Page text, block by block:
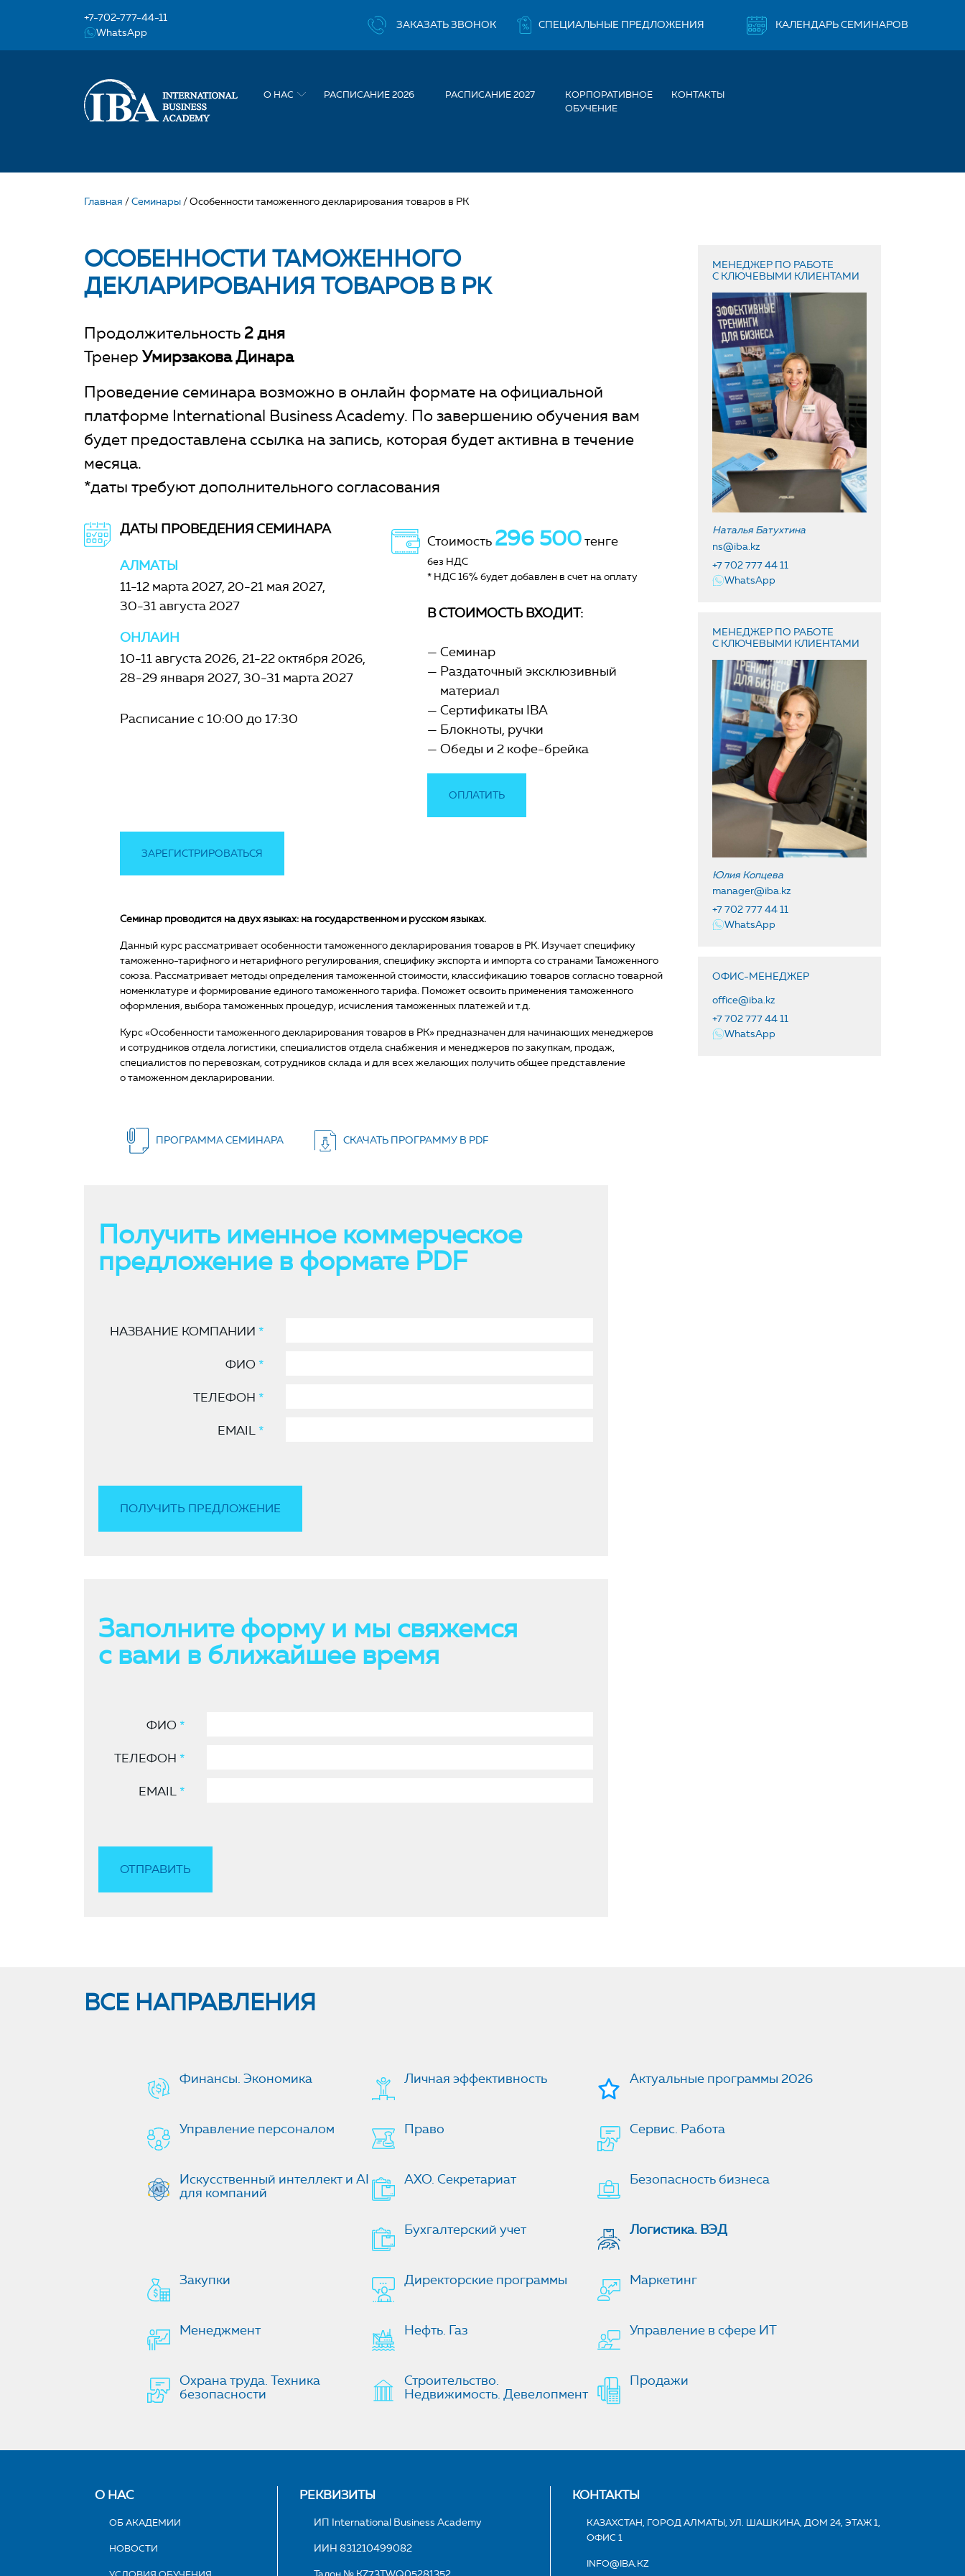
+7-702-777-44-11
WhatsApp
ЗАКАЗАТЬ ЗВОНОК СПЕЦИАЛЬНЫЕ ПРЕДЛОЖЕНИЯ КАЛЕНДАРЬ СЕМИНАРОВ
О НАС РАСПИСАНИЕ 2026 РАСПИСАНИЕ 2027
КОРПОРАТИВНОЕ
ОБУЧЕНИЕ
КОНТАКТЫ
Главная /Семинары /Особенности таможенного декларирования товаров в РК
ОСОБЕННОСТИ ТАМОЖЕННОГО
ДЕКЛАРИРОВАНИЯ ТОВАРОВ В РК
Продолжительность 2 дня
Тренер Умирзакова Динара
Проведение семинара возможно в онлайн формате на официальной
платформе International Business Academy. По завершению обучения вам
будет предоставлена ссылка на запись, которая будет активна в течение
месяца.
*даты требуют дополнительного согласования
ДАТЫ ПРОВЕДЕНИЯ СЕМИНАРА
АЛМАТЫ
11-12 марта 2027 20-21 мая 2027
30-31 августа 2027
ОНЛАЙН
10-11 августа 2026 21-22 октября 2026
28-29 января 2027 30-31 марта 2027
Расписание с 10:00 до 17:30
Стоимость 296 500тенге
без НДС
* НДС 16% будет добавлен в счет на оплату
В СТОИМОСТЬ ВХОДИТ:
Семинар
Раздаточный эксклюзивный
материал
Сертификаты IBA
Блокноты, ручки
Обеды и 2 кофе-брейка
ОПЛАТИТЬ
ЗАРЕГИСТРИРОВАТЬСЯ
Семинар проводится на двух языках: на государственном и русском языках.
Данный курс рассматривает особенности таможенного декларирования товаров в РК. Изучает специфику
таможенно-тарифного и нетарифного регулирования, специфику экспорта и импорта со странами Таможенного
союза. Рассматривает методы определения таможенной стоимости, классификацию товаров согласно товарной
номенклатуре и формирование единого таможенного тарифа. Поможет освоить применения таможенного
оформления, выбора таможенных процедур, исчисления таможенных платежей и т.д.
Курс «Особенности таможенного декларирования товаров в РК» предназначен для начинающих менеджеров
и сотрудников отдела логистики, специалистов отдела снабжения и менеджеров по закупкам, продаж,
специалистов по перевозкам, сотрудников склада и для всех желающих получить общее представление
о таможенном декларировании.
МЕНЕДЖЕР ПО РАБОТЕ
С КЛЮЧЕВЫМИ КЛИЕНТАМИ
Наталья Батухтина
ns@iba.kz
+7 702 777 44 11
WhatsApp
МЕНЕДЖЕР ПО РАБОТЕ
С КЛЮЧЕВЫМИ КЛИЕНТАМИ
Юлия Копцева
manager@iba.kz
+7 702 777 44 11
WhatsApp
ОФИС-МЕНЕДЖЕР
office@iba.kz
+7 702 777 44 11
WhatsApp
ПРОГРАММА СЕМИНАРА СКАЧАТЬ ПРОГРАММУ В PDF
Получить именное коммерческое
предложение в формате PDF
НАЗВАНИЕ КОМПАНИИ *
ФИО *
ТЕЛЕФОН *
EMAIL *
Заполните форму и мы свяжемся
с вами в ближайшее время
ФИО *
ТЕЛЕФОН *
EMAIL *
ВСЕ НАПРАВЛЕНИЯ
Финансы. Экономика Личная эффективность Актуальные программы 2026
Управление персоналом Право Сервис. Работа
Искусственный интеллект и AI
для компаний
АХО. Секретариат Безопасность бизнеса
Бухгалтерский учет Логистика. ВЭД
Закупки Директорские программы Маркетинг
Менеджмент Нефть. Газ Управление в сфере ИТ
Охрана труда. Техника
безопасности
Строительство.
Недвижимость. Девелопмент
Продажи
О НАС
ОБ АКАДЕМИИ
НОВОСТИ
РЕКВИЗИТЫ
ИП International Business Academy
ИИН 831210499082
КОНТАКТЫ
КАЗАХСТАН, ГОРОД АЛМАТЫ, УЛ. ШАШКИНА, ДОМ 24, ЭТАЖ 1,
ОФИС 1
INFO@IBA.KZ